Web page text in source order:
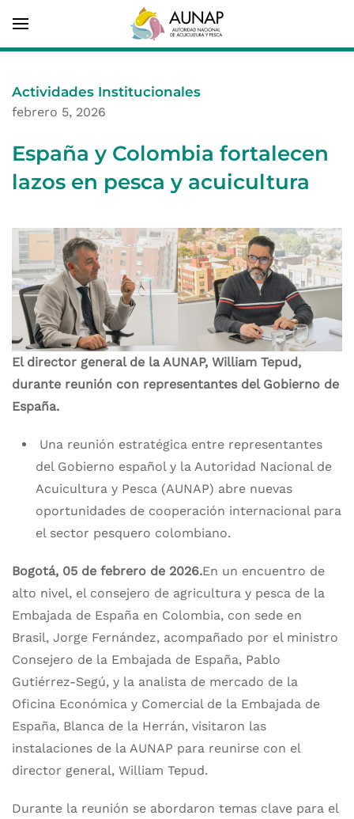
Actividades Institucionales
febrero 5, 2026
España y Colombia fortalecen
lazos en pesca y acuicultura
El director general de la AUNAP, William Tepud,
durante reunión con representantes del Gobierno de
España.
Una reunión estratégica entre representantes
del Gobierno español y la Autoridad Nacional de
Acuicultura y Pesca (AUNAP) abre nuevas
oportunidades de cooperación internacional para
el sector pesquero colombiano.
Bogotá, 05 de febrero de 2026.En un encuentro de
alto nivel, el consejero de agricultura y pesca de la
Embajada de España en Colombia, con sede en
Brasil, Jorge Fernández, acompañado por el ministro
Consejero de la Embajada de España, Pablo
Gutiérrez-Segú, y la analista de mercado de la
Oficina Económica y Comercial de la Embajada de
España, Blanca de la Herrán, visitaron las
instalaciones de la AUNAP para reunirse con el
director general, William Tepud.
Durante la reunión se abordaron temas clave para el